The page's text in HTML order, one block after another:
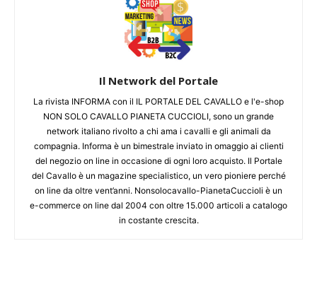
Il Network del Portale
La rivista INFORMA con il IL PORTALE DEL CAVALLO e l'e-shop
NON SOLO CAVALLO PIANETA CUCCIOLI, sono un grande
network italiano rivolto a chi ama i cavalli e gli animali da
compagnia. Informa è un bimestrale inviato in omaggio ai clienti
del negozio on line in occasione di ogni loro acquisto. Il Portale
del Cavallo è un magazine specialistico, un vero pioniere perché
on line da oltre vent’anni. Nonsolocavallo-PianetaCuccioli è un
e-commerce on line dal 2004 con oltre 15.000 articoli a catalogo
in costante crescita.